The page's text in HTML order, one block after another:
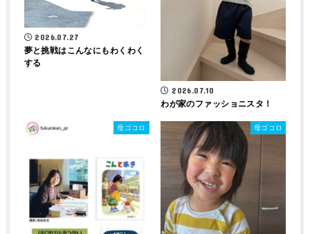
2026.07.27
夢と挑戦はこんなにもわくわく
する
2026.07.10
わが家のファッショニスタ！
母ゴコロ 母ゴコロ